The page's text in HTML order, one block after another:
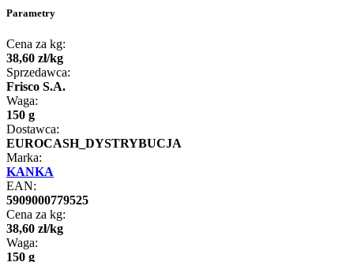
Parametry
Cena za kg:
38,60 zł/kg
Sprzedawca:
Frisco S.A.
Waga:
150 g
Dostawca:
EUROCASH_DYSTRYBUCJA
Marka:
KANKA
EAN:
5909000779525
Cena za kg:
38,60 zł/kg
Waga:
150 g